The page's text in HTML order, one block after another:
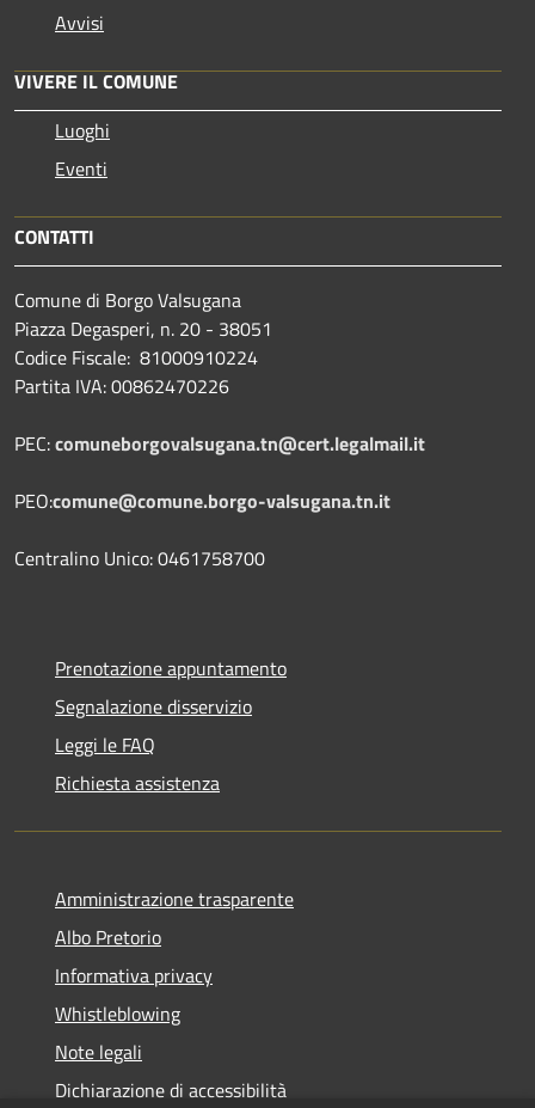
Avvisi
VIVERE IL COMUNE
Luoghi
Eventi
CONTATTI
Comune di Borgo Valsugana
Piazza Degasperi, n. 20 - 38051
Codice Fiscale: 81000910224
Partita IVA: 00862470226
PEC:comuneborgovalsugana.tn@cert.legalmail.it
PEO:comune@comune.borgo-valsugana.tn.it
Centralino Unico: 0461758700
Prenotazione appuntamento
Segnalazione disservizio
Leggi le FAQ
Richiesta assistenza
Amministrazione trasparente
Albo Pretorio
Informativa privacy
Whistleblowing
Note legali
Dichiarazione di accessibilità